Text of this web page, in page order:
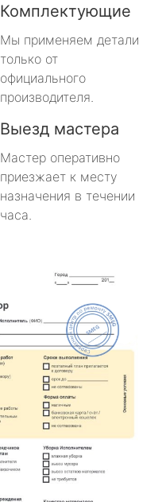
Комплектующие
Мы применяем детали
только от
официального
производителя.
Выезд мастера
Мастер оперативно
приезжает к месту
назначения в течении
часа.